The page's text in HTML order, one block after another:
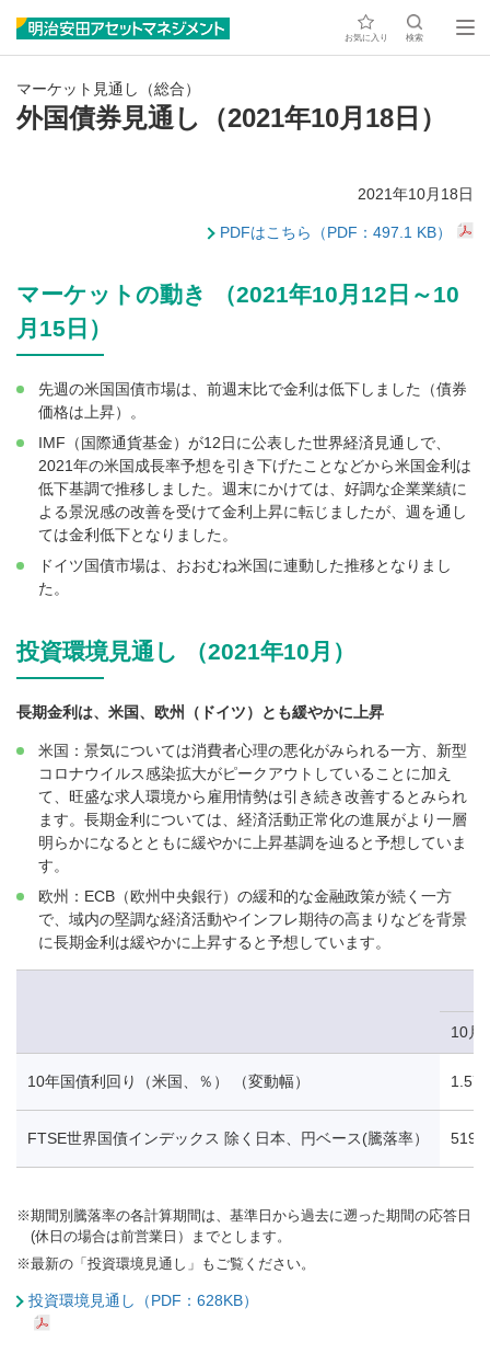
お気に入り 検索
マーケット見通し（総合）
外国債券見通し（2021年10月18日）
2021年10月18日
PDFはこちら（PDF：497.1 KB）
マーケットの動き （2021年10月12日～10
月15日）
先週の米国国債市場は、前週末比で金利は低下しました（債券
価格は上昇）。
IMF（国際通貨基金）が12日に公表した世界経済見通しで、
2021年の米国成長率予想を引き下げたことなどから米国金利は
低下基調で推移しました。週末にかけては、好調な企業業績に
よる景況感の改善を受けて金利上昇に転じましたが、週を通し
ては金利低下となりました。
ドイツ国債市場は、おおむね米国に連動した推移となりまし
た。
投資環境見通し （2021年10月）
長期金利は、米国、欧州（ドイツ）とも緩やかに上昇
米国：景気については消費者心理の悪化がみられる一方、新型
コロナウイルス感染拡大がピークアウトしていることに加え
て、旺盛な求人環境から雇用情勢は引き続き改善するとみられ
ます。長期金利については、経済活動正常化の進展がより一層
明らかになるとともに緩やかに上昇基調を辿ると予想していま
す。
欧州：ECB（欧州中央銀行）の緩和的な金融政策が続く一方
で、域内の堅調な経済活動やインフレ期待の高まりなどを背景
に長期金利は緩やかに上昇すると予想しています。
10月
10年国債利回り（米国、％） （変動幅） 1.57
FTSE世界国債インデックス 除く日本、円ベース(騰落率）
※期間別騰落率の各計算期間は、基準日から過去に遡った期間の応答日
(休日の場合は前営業日）までとします。
※最新の「投資環境見通し」もご覧ください。
投資環境見通し（PDF：628KB）